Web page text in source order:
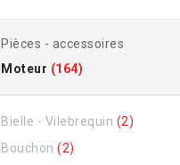
Pièces - accessoires
Moteur (164)
Bielle - Vilebrequin (2)
Bouchon (2)